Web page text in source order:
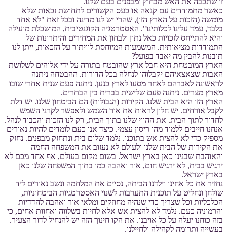
כאשר מתמודדים עם קנאה או כעס הקשורים לתחושת זכאות שלא
מומשה (הזכות על הארץ הזו), שהרי יש לנו מדינה ובכל זאת "לא אחד
בלבד, עמד עלינו לכלותינו". האסטרטגיה הקוגנטיבית, המושכלת מועילה
והיא להתייחס לזכויות כאל נתון ולבחון את המחירים והיתרונות של
התמודדות מציאותית. המשמעות המיוחסת לוויתור על הזכאות, ייתן לנו
תובנות להבין מה יאבד בפועל?
הארץ המובטחת היא חבל ארץ שהובטח בתורה על ידי אלוהים לשלושת
האבות שצאצאיהם יקבלוהו לנחלה בכל הדורות. ההבטחה ניתנה
לראשונה לאברהם לאחר מסעו לארץ כנען. ניתנה פעם שנית אחרי שובו
מארץ מצרים. ניתנה פעם שלישית בברית בין הבתרים.
הארץ הזו היא הבית שלנו. הקירות (הגבולות) הם הביטחון שלנו. יש דלת
לקבל אורחים. יש חלון לראות את אור השמש ולאפשר לקרני השמש
לחדור לתוך הבית. את ההווי שלנו בתוך הבית, רק לנו הזכות והכבוד לנהל.
אנחנו חייבים ללמוד מהו ריסון עצמי. כיצד אנו כעם לומדים להיות נאורים
מספיק כדי לא להצית אש בתוכנו. נלמד שלום בית ונתחזק מבפנים. נחזק
את הקירות של הבית שלנו ולעולם לא נעזוב את המשפחה החמה
והאוהבת שבנינו כאן בארץ ישראל. בשום מקום בעולם, אף אחד מכם לא
ירגיש בבית, לא ירגיש חום, אור ואהבה כמו בתוך המשפחה שלנו כאן
בארץ ישראל.
נחזיר את כל אחינו וילדנו הביתה, נסיים את המלחמה ונשב נאורים ליד
שולחן ונחליט על תוכנית התערבות לשנוי האסטרטגיות הביטחוניות,
הכלכליות וכל שצריך כדי שנהיה מחוזקים ומלאי אור ואהבה להדדיות
והרמוניה כעם. נלמד לא להצית אש אלא לחיות בשלווה ואחוות אחים, כי
בזה כוחנו יעלה על כל אויבנו. את הקו חינוך הזה יש להנחיל לדור הצעיר.
בעשייה ותרומה לקהילה ולחיילנו.